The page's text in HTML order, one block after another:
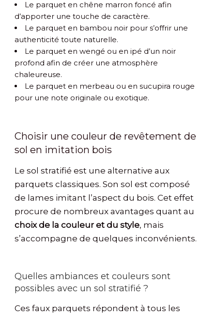
Le parquet en chêne marron foncé afin
d’apporter une touche de caractère.
Le parquet en bambou noir pour s’offrir une
authenticité toute naturelle.
Le parquet en wengé ou en ipé d’un noir
profond afin de créer une atmosphère
chaleureuse.
Le parquet en merbeau ou en sucupira rouge
pour une note originale ou exotique.
Choisir une couleur de revêtement de
sol en imitation bois
Le sol stratifié est une alternative aux
parquets classiques. Son sol est composé
de lames imitant l’aspect du bois. Cet effet
procure de nombreux avantages quant au
choix de la couleur et du style, mais
s’accompagne de quelques inconvénients.
Quelles ambiances et couleurs sont
possibles avec un sol stratifié ?
Ces faux parquets répondent à tous les